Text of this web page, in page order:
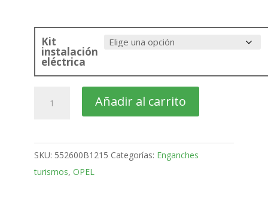
Kit
instalación
eléctrica
Zafira
Monovolumen
Bola
fija
Añadir al carrito
SKU: 552600B1215 Categorías: Enganches
turismos, OPEL